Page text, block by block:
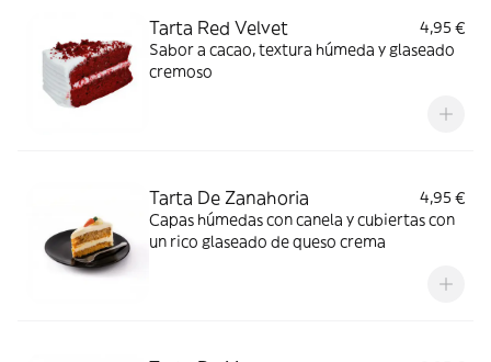
Tarta Red Velvet
4,95 €
Sabor a cacao, textura húmeda y glaseado
cremoso
Tarta De Zanahoria
4,95 €
Capas húmedas con canela y cubiertas con
un rico glaseado de queso crema